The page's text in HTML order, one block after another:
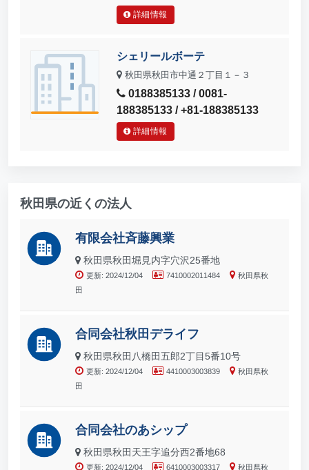
詳細情報
シェリールボーテ
秋田県秋田市中通２丁目１－３
0188385133 / 0081-
188385133 / +81-188385133
詳細情報
秋田県の近くの法人
有限会社斉藤興業
秋田県秋田堀見内字穴沢25番地
更新: 2024/12/04 7410002011484
秋田県秋
田
合同会社秋田デライフ
秋田県秋田八橋田五郎2丁目5番10号
更新: 2024/12/04 4410003003839
秋田県秋
田
合同会社のあシップ
秋田県秋田天王字追分西2番地68
更新: 2024/12/04 6410003003317 秋田県秋